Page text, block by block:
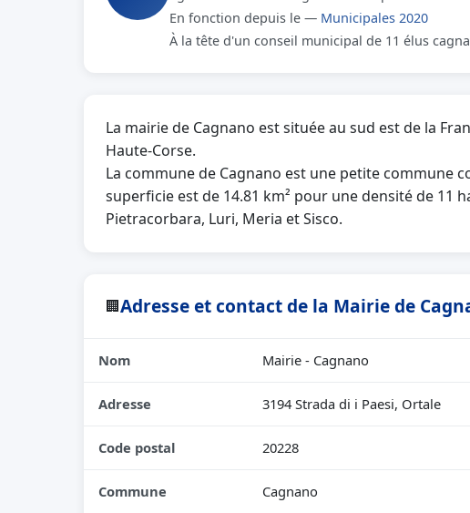
En fonction depuis le — Municipales 2020
À la tête d'un conseil municipal de 11 élus
La mairie de Cagnano est située au sud est de la
Haute-Corse.
La commune de Cagnano est une petite commune
superficie est de 14.81 km² pour une densité de 11
Pietracorbara, Luri, Meria et Sisco.
🏢Adresse et contact de la Mairie de
Nom Mairie - Cagnano
Adresse 3194 Strada di i Paesi, Ortale
Code postal 20228
Commune Cagnano